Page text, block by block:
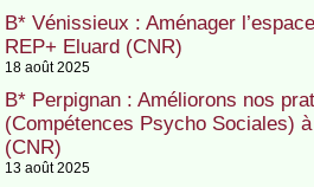
B* Vénissieux : Aménager
REP+ Eluard (CNR)
18 août 2025
B* Perpignan : Améliorons nos
(Compétences Psycho Sociales)
(CNR)
13 août 2025